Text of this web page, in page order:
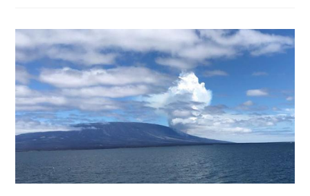
Pu’u
‘Ō’ō
/
Kilauea
,
Equateur
/
Galapagos
:
Fernandina
Guatemala
:
Fuego
Philippines
: